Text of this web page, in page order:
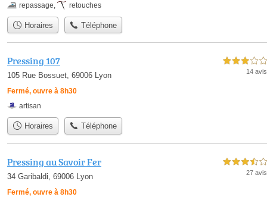
repassage
retouches
Horaires Téléphone
Pressing 107
105 Rue Bossuet, 69006 Lyon
Fermé, ouvre à 8h30
3,0 étoiles sur 5
14 avis
artisan
Horaires Téléphone
Pressing au Savoir Fer
34 Garibaldi, 69006 Lyon
Fermé, ouvre à 8h30
3,5 étoiles sur 5
27 avis